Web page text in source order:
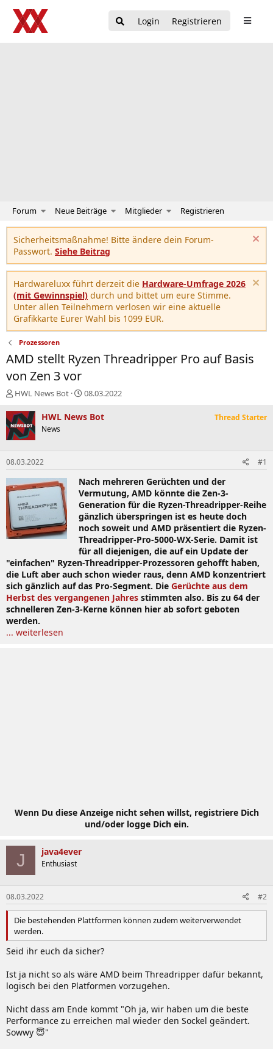
Login Registrieren
Forum Neue Beiträge Mitglieder Registrieren
Sicherheitsmaßnahme! Bitte ändere dein Forum-
Passwort. Siehe Beitrag
Hardwareluxx führt derzeit die Hardware-Umfrage 2026
(mit Gewinnspiel) durch und bittet um eure Stimme.
Unter allen Teilnehmern verlosen wir eine aktuelle
Grafikkarte Eurer Wahl bis 1099 EUR.
Prozessoren
AMD stellt Ryzen Threadripper Pro auf Basis
von Zen 3 vor
E
s
t
e
e
r
HWL News Bot
E
s
t
a
m
08.03.2022
HWL News Bot
News
Thread Starter
08.03.2022 #1
Nach mehreren Gerüchten und der
Vermutung, AMD könnte die Zen-3-
Generation für die Ryzen-Threadripper-Reihe
gänzlich überspringen ist es heute doch
noch soweit und AMD präsentiert die Ryzen-
Threadripper-Pro-5000-WX-Serie. Damit ist
für all diejenigen, die auf ein Update der
"einfachen" Ryzen-Threadripper-Prozessoren gehofft haben,
die Luft aber auch schon wieder raus, denn AMD konzentriert
sich gänzlich auf das Pro-Segment. Die Gerüchte aus dem
Herbst des vergangenen Jahres stimmten also. Bis zu 64 der
schnelleren Zen-3-Kerne können hier ab sofort geboten
werden.
... weiterlesen
Wenn Du diese Anzeige nicht sehen willst, registriere Dich
und/oder logge Dich ein.
J java4ever
Enthusiast
08.03.2022 #2
Die bestehenden Plattformen können zudem weiterverwendet
werden.
Seid ihr euch da sicher?
Ist ja nicht so als wäre AMD beim Threadripper dafür bekannt,
logisch bei den Platformen vorzugehen.
Nicht dass am Ende kommt "Oh ja, wir haben um die beste
Performance zu erreichen mal wieder den Sockel geändert.
Sowwy 😇"